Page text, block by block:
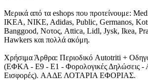
Μερικά από τα eshops που προτείνουμε:
IKEA, NIKE, Adidas, Public, Germanos,
Banggood, Νοτος, Attica, Lidl, Jysk, Ikea,
Hawkers και πολλά ακόμη.
Χρήσιμα Άρθρα: Περιοδικό Autotriti +
(ΕΦΚΑ - Ε9 - Ε1 - Φορολογικές Δηλώσεις -
Εισφορές). ΑΑΔΕ ΛΟΤΑΡΙΑ ΕΦΟΡΙΑΣ.